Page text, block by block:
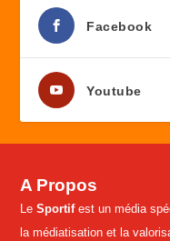
Facebook
Youtube
A Propos
LeSportifest un média
la médiatisation et la